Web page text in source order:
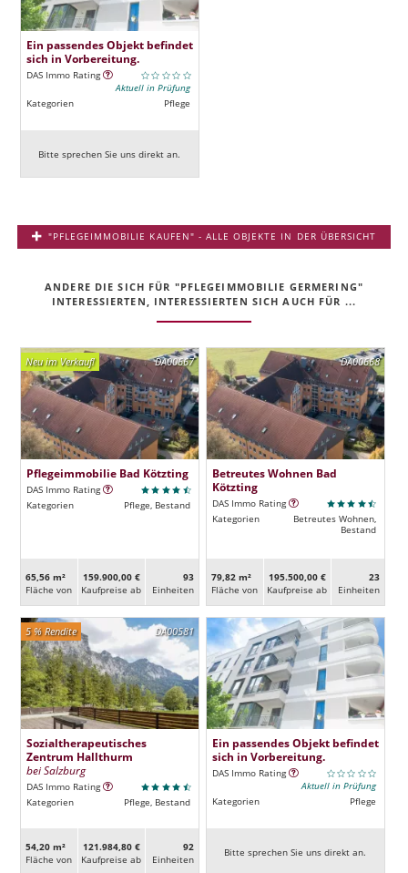
Ein passendes Objekt befindet
sich in Vorbereitung.
DAS Immo Rating
Aktuell in Prüfung
Kategorien
Pflege
Bitte sprechen Sie uns direkt an.
"PFLEGEIMMOBILIE KAUFEN" - ALLE OBJEKTE IN DER ÜBERSICHT
ANDERE DIE SICH FÜR "PFLEGEIMMOBILIE GERMERING"
INTERESSIERTEN, INTERESSIERTEN SICH AUCH FÜR ...
DA00667
Neu im Verkauf!
Pflegeimmobilie Bad Kötzting
DAS Immo Rating
Kategorien
Pflege, Bestand
65,56 m²
Fläche von
159.900,00 €
Kaufpreise ab
93
Ein­heiten
DA00668
Betreutes Wohnen Bad
Kötzting
DAS Immo Rating
Kategorien
Betreutes Wohnen,
Bestand
79,82 m²
Fläche von
195.500,00 €
Kaufpreise ab
23
Ein­heiten
DA00581
5 % Rendite
Sozialtherapeutisches
Zentrum Hallthurm
bei Salzburg
DAS Immo Rating
Kategorien
Pflege, Bestand
54,20 m²
Fläche von
121.984,80 €
Kaufpreise ab
92
Ein­heiten
Ein passendes Objekt befindet
sich in Vorbereitung.
DAS Immo Rating
Aktuell in Prüfung
Kategorien
Pflege
Bitte sprechen Sie uns direkt an.